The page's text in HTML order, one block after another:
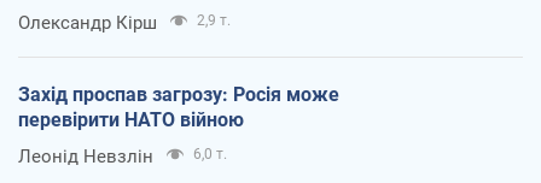
Олександр Кірш 2,9 т.
Захід проспав загрозу: Росія може
перевірити НАТО війною
Леонід Невзлін 6,0 т.